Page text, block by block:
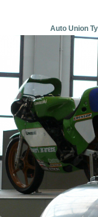
Auto Union